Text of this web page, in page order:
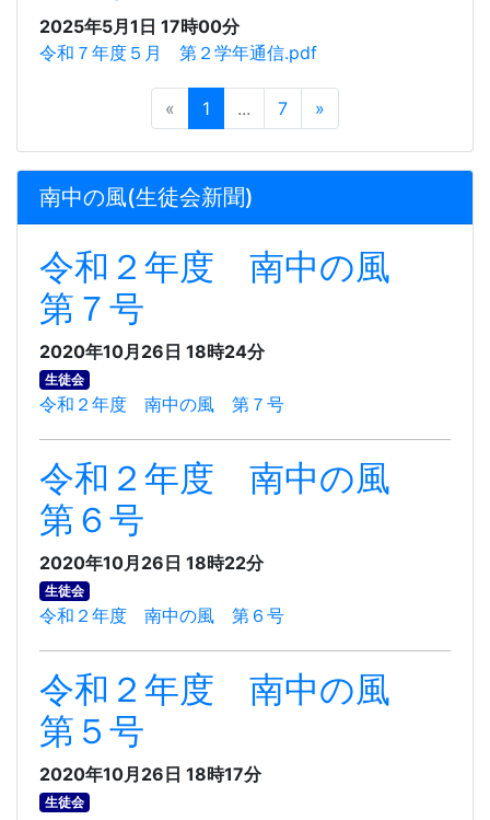
2025年5月1日 17時00分
令和７年度５月 第２学年通信.pdf
« 1 ... 7 »
南中の風(生徒会新聞)
令和２年度 南中の風
第７号
2020年10月26日 18時24分
生徒会
令和２年度 南中の風 第７号
令和２年度 南中の風
第６号
2020年10月26日 18時22分
生徒会
令和２年度 南中の風 第６号
令和２年度 南中の風
第５号
2020年10月26日 18時17分
生徒会